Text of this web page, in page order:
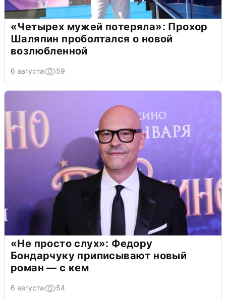
«Четырех мужей потеряла»: Прохор
Шаляпин проболтался о новой
возлюбленной
6 августа 59
«Не просто слух»: Федору
Бондарчуку приписывают новый
роман — с кем
6 августа 54